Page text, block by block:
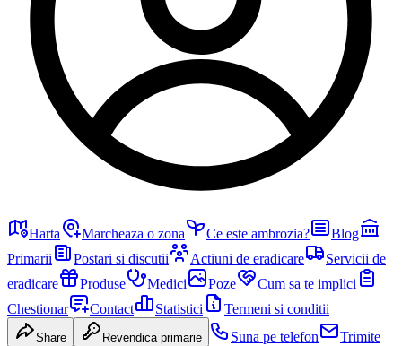
Harta Marcheaza o zona Ce este ambrozia?
Blog
Primarii
Postari si discutii Actiuni de eradicare
Servicii de
eradicare
Produse Medici Poze
Cum sa te implici
Chestionar
Contact Statistici Termeni si conditii
Share Revendica primarie Suna pe telefon
Trimite